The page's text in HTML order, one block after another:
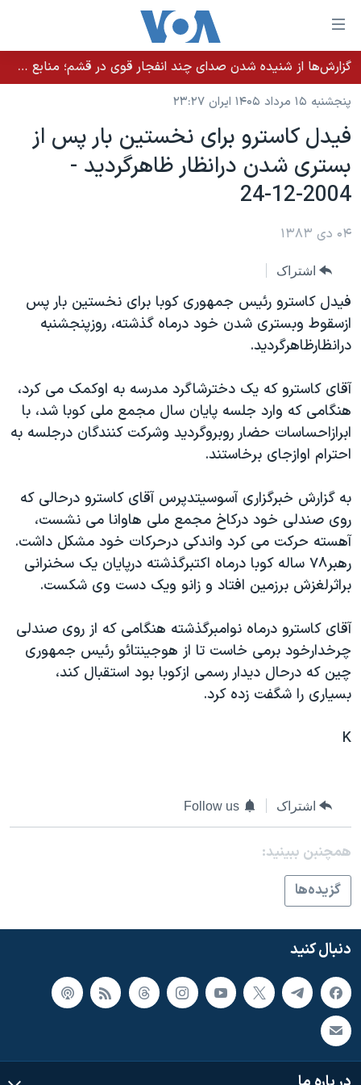
لینکهای
قابل
دسترسی
جهش
محتوای
اصلی
جهش
صفحه
جهش
جستجو
خانه
نسخه سبک وب‌سایت
موضوع ها
ایران
آمریکا
جهان
ویژه برنامه‌ها
ویدیوها
حقوق شهروندی
اقتصادی
علم و فناوری
اسرائیل در جنگ
گالری عکس
آرشیو پخش زنده
برنامه های تلویزیونی
جدول برنامه ها
صفحه‌های ویژه
۲۵۰سالگی آمریکا
بایگانی برنامه‌های تلویزیونی
انتخابات ریاست جمهوری آمریکا ۲۰۲۴
حمله جمهوری اسلامی به اسرائیل
رمز مهسا
ورزش زنان در ایران
اعتراضات زن، زندگی، آزادی
مجموعه مستندهای دادخواهی
تریبونال مردمی آبان ۹۸
چهل سال گروگان‌گیری
قانون شفافیت دارائی کادر رهبری ایران
اعتراضات مردمی آبان ۹۸
صفحه‌های ویژه
فرکانس‌های صدای آمریکا
یادگیری زبان انگلیسی
زبانهای مختلف
گزارش‌ها از شنیده شدن صدای چند انفجار قوی در قشم؛ منابع حکومتی می‌گویند درگیری در تنگه هرمز بود
پنجشنبه ۱۵ مرداد ۱۴۰۵ ایران ۲۳:۲۷
فيدل کاسترو برای نخستين بار پس از
بستری شدن درانظار ظاهرگرديد -
2004-12-24
۰۴ دی ۱۳۸۳
اشتراک
فيدل کاسترو رئيس جمهوری کوبا برای نخستين بار پس
ازسقوط وبستری شدن خود درماه گذشته، روزپنجشنبه
درانظارظاهرگرديد.
آقای کاسترو که يک دخترشاگرد مدرسه به اوکمک می کرد،
هنگامی که وارد جلسه پايان سال مجمع ملی کوبا شد، با
ابرازاحساسات حضار روبروگرديد وشرکت کنندگان درجلسه به
احترام اوازجای برخاستند.
به گزارش خبرگزاری آسوسيتدپرس آقای کاسترو درحالی که
روی صندلی خود درکاخ مجمع ملی هاوانا می نشست،
آهسته حرکت می کرد واندکی درحرکات خود مشکل داشت.
رهبر۷۸ ساله کوبا درماه اکتبرگذشته درپايان يک سخنرانی
براثرلغزش برزمين افتاد و زانو ويک دست وی شکست.
آقای کاسترو درماه نوامبرگذشته هنگامی که از روی صندلی
چرخدارخود برمی خاست تا از هوجينتائو رئيس جمهوری
چين که درحال ديدار رسمی ازکوبا بود استقبال کند،
بسياری را شگفت زده کرد.
K
اشتراک Follow us
همچنبن ببینید:
گزيده‌ها
دنبال کنید